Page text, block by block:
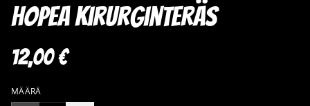
hopea kirurginteräs
12,00 €
MÄÄRÄ